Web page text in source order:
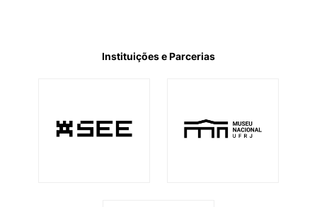
Instituições e Parcerias